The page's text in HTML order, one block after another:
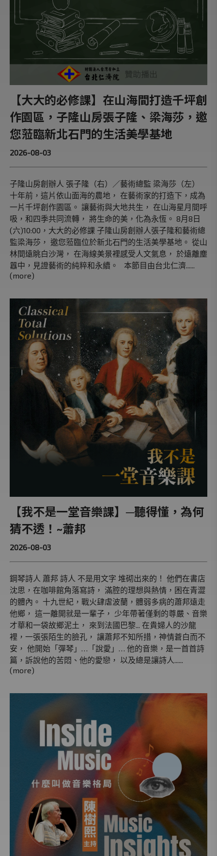
【大大的必修課】在山海間打造千坪創
作園區，子隆山房張子隆、梁海莎，邀
您蒞臨新北石門的生活美學基地
2026-08-03
子隆山房創辦人 張子隆（右）／藝術總監 梁海莎（左）
十年前，這片依山面海的農地， 在藝術家的打造下，成為
一片千坪創作園區。 讓藝術與大地共生， 在山海星月間呼
吸，和四季共同流轉， 將生命的美，化為永恆。 8月8日
(六)10:00，大大的必修課 子隆山房創辦人張子隆和藝術總
監梁海莎， 邀您蒞臨位於新北石門的生活美學基地。 從山
林間遠眺白沙灣， 在海線美景裡感受人文氣息， 於遠離塵
囂中，見證藝術的純粹和永續。 本節目由台北仁濟......
(more)
【我不是一堂音樂課】─聽得懂，為何
猜不透！~蕭邦
2026-08-03
鋼琴詩人 蕭邦 詩人 不是用文字 堆砌出來的！ 他們在書店
沈思，在咖啡館角落寫詩， 滿腔的理想與熱情，困在青澀
的體內。 十九世紀，戰火肆虐波蘭，體弱多病的蕭邦遠走
他鄉， 這一離開就是一輩子， 少年帶著僅剩的尊嚴、音樂
才華和一袋故鄉泥土， 來到法國巴黎... 在貴婦人的沙龍
裡，一張張陌生的臉孔， 讓蕭邦不知所措，神情蒼白而不
安， 他開始「彈琴」…「說愛」… 他的音樂，是一首首詩
篇，訴說他的苦悶、他的愛戀， 以及總是讓詩人......
(more)